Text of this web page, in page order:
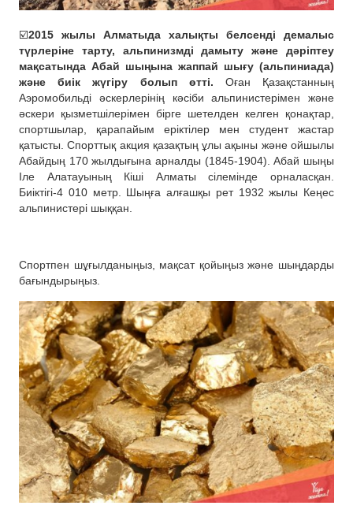
☑️2015 жылы Алматыда халықты белсенді демалыс
түрлеріне тарту, альпинизмді дамыту және дәріптеу
мақсатында Абай шыңына жаппай шығу (альпиниада)
және биік жүгіру болып өтті. Оған Қазақстанның
Аэромобильді әскерлерінің кәсіби альпинистерімен және
әскери қызметшілерімен бірге шетелден келген қонақтар,
спортшылар, қарапайым еріктілер мен студент жастар
қатысты. Спорттық акция қазақтың ұлы ақыны және ойшылы
Абайдың 170 жылдығына арналды (1845-1904). Абай шыңы
Іле Алатауының Кіші Алматы сілемінде орналасқан.
Биіктігі-4 010 метр. Шыңға алғашқы рет 1932 жылы Кеңес
альпинистері шыққан.
Спортпен шұғылданыңыз, мақсат қойыңыз және шыңдарды
бағындырыңыз.